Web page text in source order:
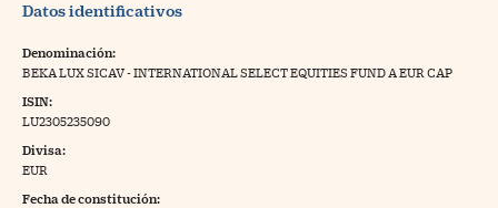
Datos identificativos
Denominación:
BEKA LUX SICAV - INTERNATIONAL SELECT EQUITIES FUND A EUR CAP
ISIN:
LU2305235090
Divisa:
EUR
Fecha de constitución: